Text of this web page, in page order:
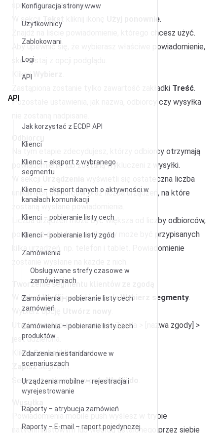
Konfiguracja strony www
Użytkownicy
Zablokowani
Logi
API
API
Jak korzystać z ECDP API
Klienci
Klienci – eksport z wybranego
segmentu
Klienci – eksport danych o aktywności w
kanałach komunikacji
Klienci – pobieranie listy cech
Klienci – pobieranie listy zgód
Zamówienia
Obsługiwane strefy czasowe w
zamówieniach
Zamówienia – pobieranie listy cech
zamówień
Zamówienia – pobieranie listy cech
produktów
Zdarzenia niestandardowe w
scenariuszach
Urządzenia mobilne – rejestracja i
wyrejestrowanie
Raporty – atrybucja zamówień
Raporty – E-mail – raport pojedynczej
sprawdzone szablony:
W sekcji
Tekst Użyj ponownie.
Znajdź na liście powiadomienie, którego chcesz użyć.
Aby upewnić się, że wybierasz właściwe powiadomienie,
skorzystaj z opcji podglądu.
Kliknij
Zastąpiona zostanie tylko zawartość zakładki Treść.
Pozostałe ustawienia, jak nazwa, odbiorcy czy wysyłka
Na tym etapie zdecydujesz, którzy odbiorcy otrzymają
powiadomienie lub zostaną wykluczeni z wysyłki.
W sekcji
wyświetli się ostateczna liczba
unikalnych odbiorców oraz liczba urządzeń, na które
zostaną wysłane powiadomienia.
Liczba urządzeń może być większa od liczby odbiorców,
ponieważ do jednego odbiorcy może być przypisanych
kilka urządzeń, np. telefon i tablet. Powiadomienie
Tworzenie segmentu klientów ze zgodą
W sekcjiWyślijprzejdź do polaWybierz segmenty.
Wybierz opcję
Utwórz następujący warunek: Zgoda > [nazwa zgody] >
jest udzielona.
KliknijSzukaj klientów.
Zapiszsegment.
Segment pojawi się w poluWyślij do
Powiadomienia mobile push wyślesz w trybie
natychmiastowym lub według ustalonego przez siebie